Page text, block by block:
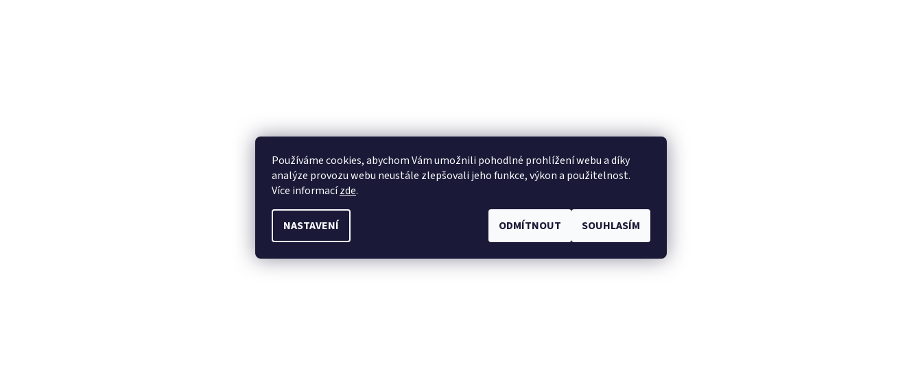
Používáme cookies, abychom Vám umožnili pohodlné prohlížení webu a díky
analýze provozu webu neustále zlepšovali jeho funkce, výkon a použitelnost.
Více informacízde.
NASTAVENÍ ODMÍTNOUT SOUHLASÍM